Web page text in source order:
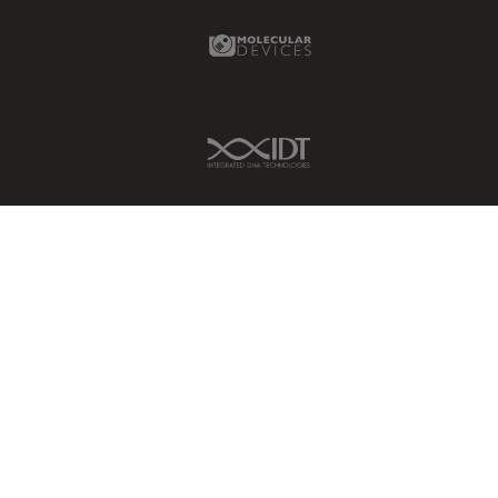
Molecular Devices Link
IDT Link